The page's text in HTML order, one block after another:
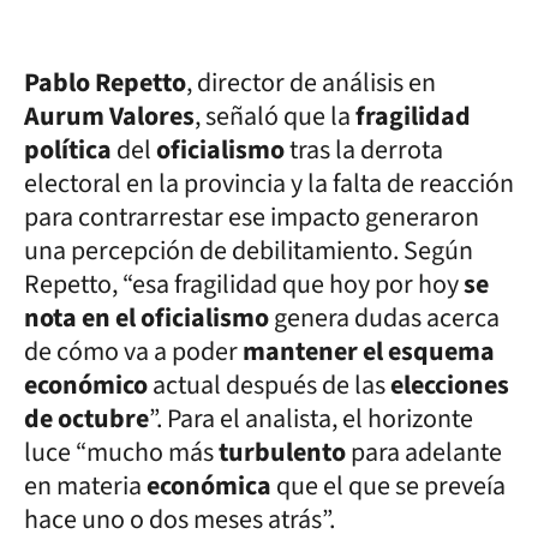
Pablo Repetto, director de análisis en
Aurum Valores, señaló que lafragilidad
políticadeloficialismotras la derrota
electoral en la provincia y la falta de reacción
para contrarrestar ese impacto generaron
una percepción de debilitamiento. Según
Repetto, “esa fragilidad que hoy por hoyse
nota en el oficialismogenera dudas acerca
de cómo va a podermantener el esquema
económicoactual después de laselecciones
de octubre”. Para el analista, el horizonte
luce “mucho másturbulentopara adelante
en materiaeconómicaque el que se preveía
hace uno o dos meses atrás”.